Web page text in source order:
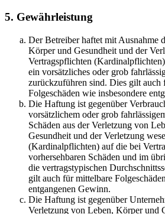
5. Gewährleistung
Der Betreiber haftet mit Ausnahme
Körper und Gesundheit und der
Vertragspflichten
ein vorsätzliches oder grob
zurückzuführen sind. Dies gilt auch
Folgeschäden wie insbesondere
Die Haftung ist gegenüber
vorsätzlichem oder grob
Schäden aus der Verletzung von
Gesundheit und der Verletzung
(Kardinalpflichten) auf die bei
vorhersehbaren Schäden und im
die vertragstypischen
gilt auch für mittelbare
entgangenen Gewinn.
Die Haftung ist gegenüber
Verletzung von Leben, Körper und